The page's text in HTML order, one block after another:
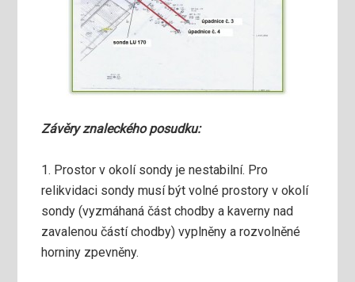
Závěry znaleckého posudku:
1. Prostor v okolí sondy je nestabilní. Pro
relikvidaci sondy musí být volné prostory v okolí
sondy (vyzmáhaná část chodby a kaverny nad
zavalenou částí chodby) vyplněny a rozvolněné
horniny zpevněny.